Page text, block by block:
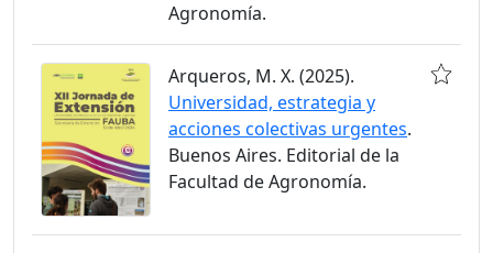
Agronomía.
Arqueros, M. X. (2025).
Universidad, estrategia y
acciones colectivas urgentes.
Buenos Aires. Editorial de la
Facultad de Agronomía.